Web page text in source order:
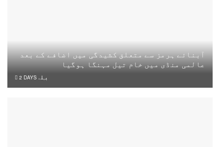
آبنائے ہرمز سے متعلق کشیدگی میں اضافے کے بعد
عالمی منڈی میں خام تیل مہنگا ہوگیا
2 DAYS پہلے